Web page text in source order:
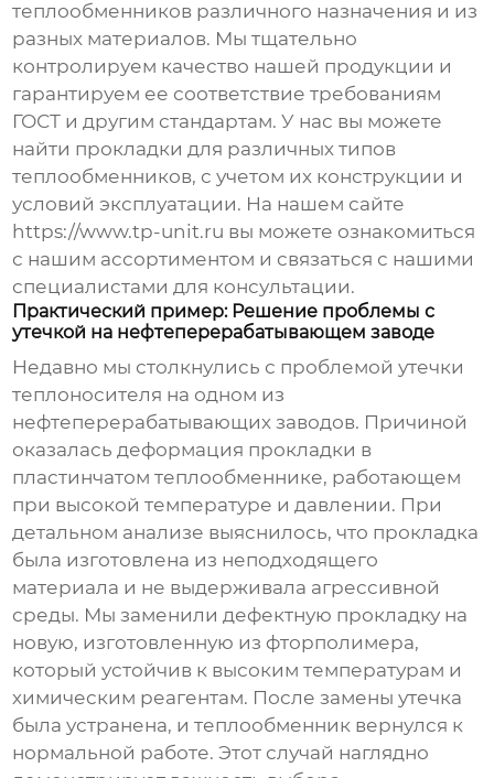
теплообменников различного назначения и из
разных материалов. Мы тщательно
контролируем качество нашей продукции и
гарантируем ее соответствие требованиям
ГОСТ и другим стандартам. У нас вы можете
найти прокладки для различных типов
теплообменников, с учетом их конструкции и
условий эксплуатации. На нашем сайте
https://www.tp-unit.ru вы можете ознакомиться
с нашим ассортиментом и связаться с нашими
специалистами для консультации.
Практический пример: Решение проблемы с
утечкой на нефтеперерабатывающем заводе
Недавно мы столкнулись с проблемой утечки
теплоносителя на одном из
нефтеперерабатывающих заводов. Причиной
оказалась деформация прокладки в
пластинчатом теплообменнике, работающем
при высокой температуре и давлении. При
детальном анализе выяснилось, что прокладка
была изготовлена из неподходящего
материала и не выдерживала агрессивной
среды. Мы заменили дефектную прокладку на
новую, изготовленную из фторполимера,
который устойчив к высоким температурам и
химическим реагентам. После замены утечка
была устранена, и теплообменник вернулся к
нормальной работе. Этот случай наглядно